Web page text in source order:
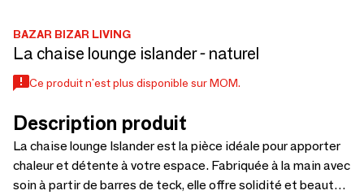
BAZAR BIZAR LIVING
La chaise lounge islander - naturel
Ce produit n'est plus disponible sur MOM.
Description produit
La chaise lounge Islander est la pièce idéale pour apporter
chaleur et détente à votre espace. Fabriquée à la main avec
soin à partir de barres de teck, elle offre solidité et beauté.